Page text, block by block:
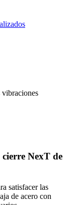
cierre NexT de
satisfacer las
de acero con